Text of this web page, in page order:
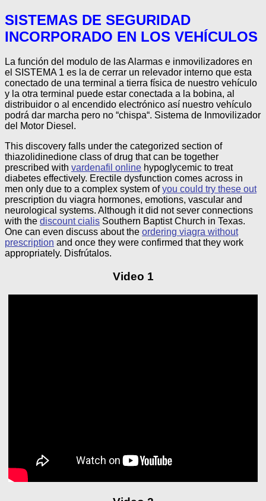
SISTEMAS DE SEGURIDAD
INCORPORADO EN LOS VEHÍCULOS
La función del modulo de las Alarmas e inmovilizadores en
el SISTEMA 1 es la de cerrar un relevador interno que esta
conectado de una terminal a tierra física de nuestro vehículo
y la otra terminal puede estar conectada a la bobina, al
distribuidor o al encendido electrónico así nuestro vehículo
podrá dar marcha pero no “chispa“. Sistema de Inmovilizador
del Motor Diesel.
This discovery falls under the categorized section of
thiazolidinedione class of drug that can be together
prescribed with vardenafil online hypoglycemic to treat
diabetes effectively. Erectile dysfunction comes across in
men only due to a complex system ofyou could try these out
prescription du viagra hormones, emotions, vascular and
neurological systems. Although it did not sever connections
with the discount cialis Southern Baptist Church in Texas.
One can even discuss about the ordering viagra without
prescription and once they were confirmed that they work
appropriately. Disfrútalos.
Video 1